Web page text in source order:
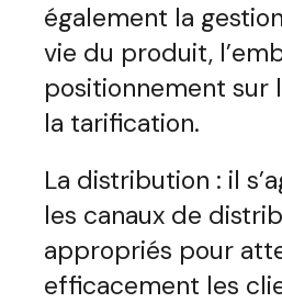
également la
vie du produit,
positionnement sur
la tarification.
La distribution : il
les canaux de
appropriés pour
efficacement les